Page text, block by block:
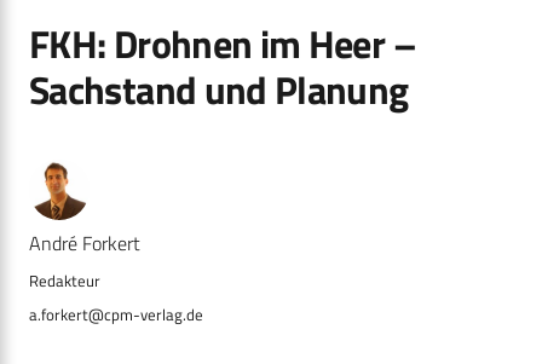
FKH: Drohnen im Heer –
Sachstand und Planung
André Forkert
a.forkert@cpm-verlag.de